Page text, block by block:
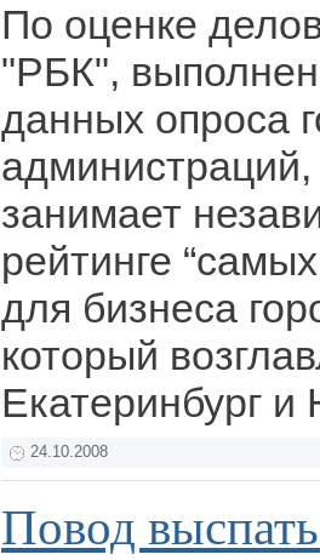
По оценке
"РБК",
данных опроса
занимает
рейтинге
для бизнеса
который
Екатеринбург
24.10.2008
Повод